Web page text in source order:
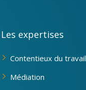
Les expertises
Contentieux du travail
Médiation